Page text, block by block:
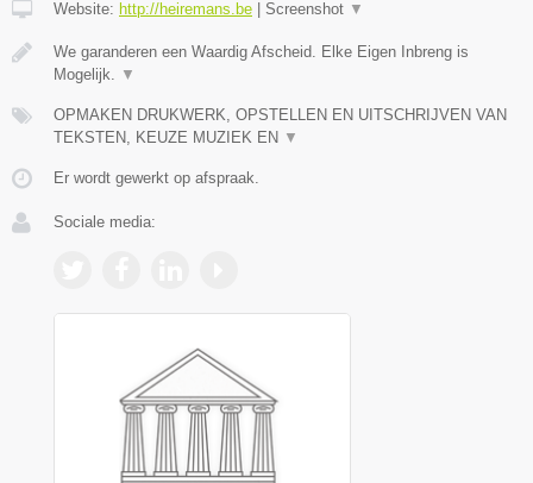
Website: http://heiremans.be Screenshot ▼
We garanderen een Waardig Afscheid. Elke Eigen Inbreng is
Mogelijk.
▼
OPMAKEN DRUKWERK, OPSTELLEN EN UITSCHRIJVEN VAN
TEKSTEN, KEUZE MUZIEK EN ▼
Er wordt gewerkt op afspraak.
Sociale media: